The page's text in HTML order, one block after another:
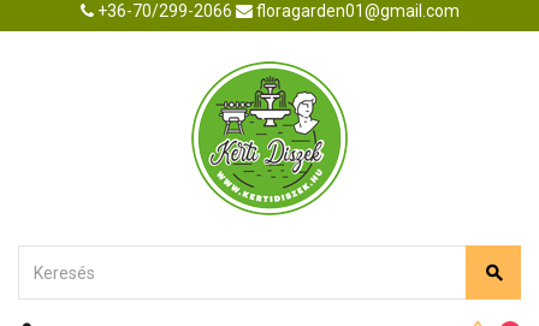
+36-70/299-2066 floragarden01@gmail.com